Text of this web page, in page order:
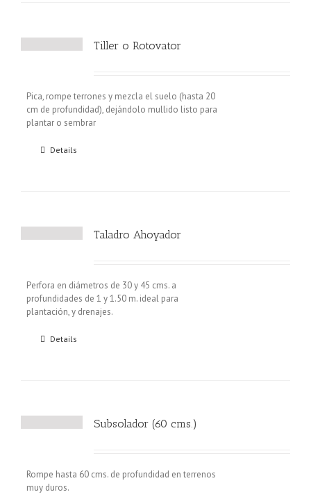
Tiller o Rotovator
Pica, rompe terrones y mezcla el suelo (hasta 20
cm de profundidad), dejándolo mullido listo para
plantar o sembrar
Details
Taladro Ahoyador
Perfora en diámetros de 30 y 45 cms. a
profundidades de 1 y 1.50 m. ideal para
plantación, y drenajes.
Details
Subsolador (60 cms.)
Rompe hasta 60 cms. de profundidad en terrenos
muy duros.